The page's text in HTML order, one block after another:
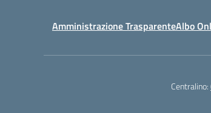
Amministrazione TrasparenteAlbo
Centralino: